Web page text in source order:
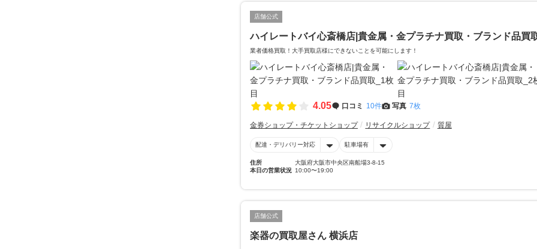
店舗公式
ハイレートバイ心斎橋店|貴金属・金プラチナ買取・ブランド品買
業者価格買取！大手買取店様にできないことを可能にします！
4.05 口コミ 10件 写真 7枚
金券ショップ・チケットショップ リサイクルショップ 質屋
配達・デリバリー対応 駐車場有
住所
大阪府大阪市中央区南船場3-8-15
本日の営業状況 10:00〜19:00
店舗公式
楽器の買取屋さん 横浜店